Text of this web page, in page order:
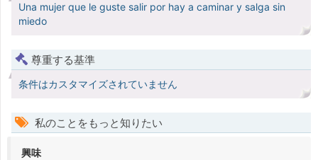
Una mujer que le guste salir por hay a caminar y salga sin
miedo
尊重する基準
条件はカスタマイズされていません
私のことをもっと知りたい
興味